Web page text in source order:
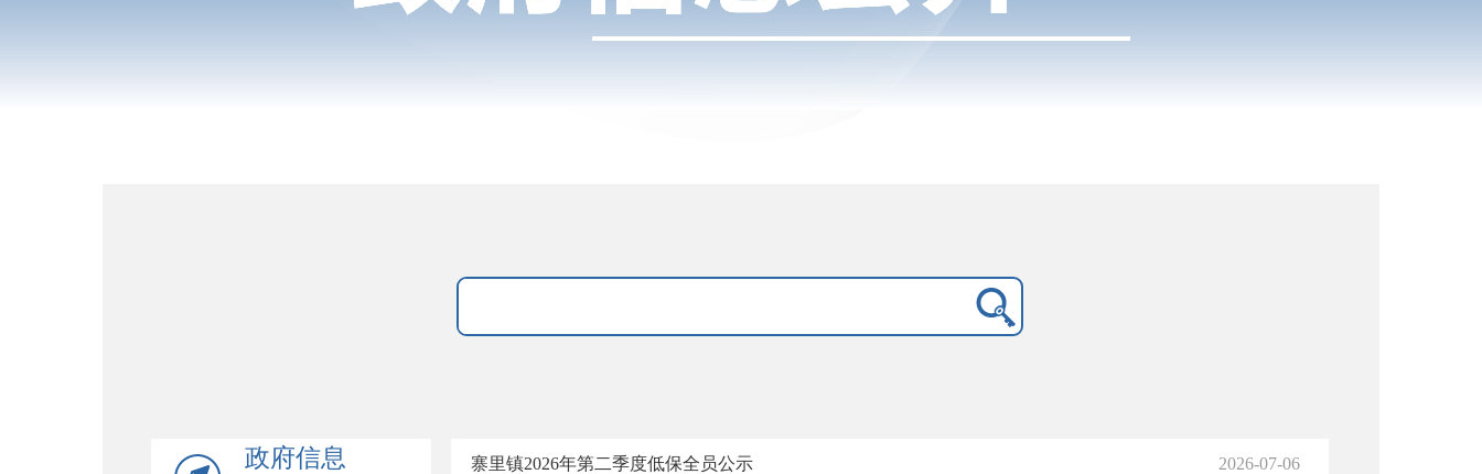
政府信息
寨里镇2026年第二季度低保全员公示 2026-07-06